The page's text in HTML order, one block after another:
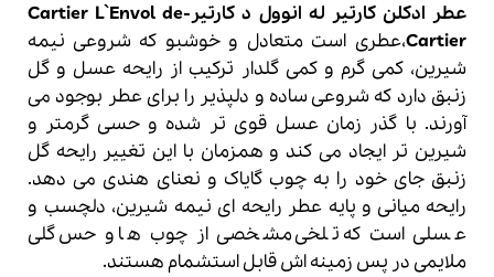
عطر ادکلن کارتیر له انوول د کارتیر-Cartier L`Envol de
Cartier،عطری است متعادل و خوشبو که شروعی نیمه
شیرین، کمی گرم و کمی گلدار ترکیب از رایحه عسل و گل
زنبق دارد که شروعی ساده و دلپذیر را برای عطر بوجود می
آورند. با گذر زمان عسل قوی تر شده و حسی گرمتر و
شیرین تر ایجاد می کند و همزمان با این تغییر رایحه گل
زنبق جای خود را به چوب گایاک و نعنای هندی می دهد.
رایحه میانی و پایه عطر رایحه ای نیمه شیرین، دلچسب و
عسلی است که تلخی مشخصی از چوب ها و حس گلی
ملایمی در پس زمینه اش قابل استشمام هستند.